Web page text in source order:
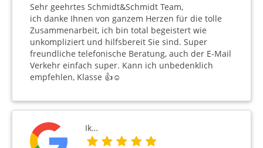
Sehr geehrtes Schmidt&Schmidt Team,
ich danke Ihnen von ganzem Herzen für die tolle
Zusammenarbeit, ich bin total begeistert wie
unkompliziert und hilfsbereit Sie sind. Super
freundliche telefonische Beratung, auch der E-Mail
Verkehr einfach super. Kann ich unbedenklich
empfehlen, Klasse 👍☺️
Ik…